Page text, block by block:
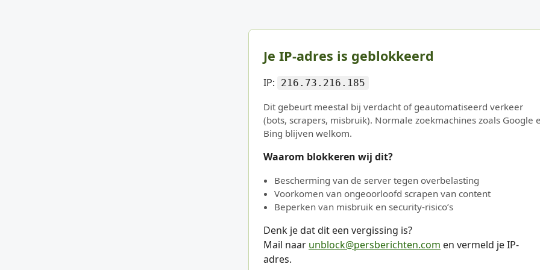
Je IP-adres is geblokkeerd
IP: 216.73.216.185
Dit gebeurt meestal bij verdacht of geautomatiseerd verkeer
(bots, scrapers, misbruik). Normale zoekmachines zoals Google
Bing blijven welkom.
Waarom blokkeren wij dit?
Bescherming van de server tegen overbelasting
Voorkomen van ongeoorloofd scrapen van content
Beperken van misbruik en security-risico’s
Denk je dat dit een vergissing is?
Mail naar unblock@persberichten.com en vermeld je IP-
adres.